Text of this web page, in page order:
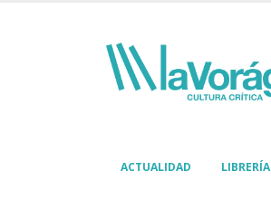
ACTUALIDAD LIBRERÍA